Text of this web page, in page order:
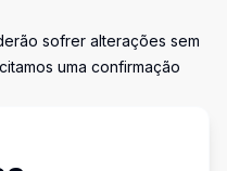
sofrer alterações sem
uma confirmação